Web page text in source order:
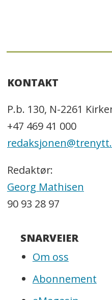
KONTAKT
P.b. 130, N-2261
+47 469 41 000
Redaktør:
Georg Mathisen
90 93 28 97
SNARVEIER
Om oss
Abonnement